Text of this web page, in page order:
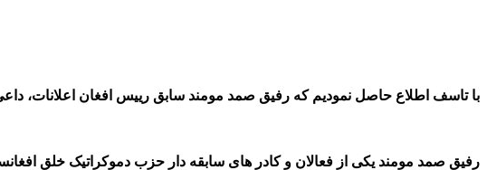
با تاسف اطلاع حاصل نمودیم که رفیق صمد مومند سابق رییس افغان اعلانات،
رفیق صمد مومند یکی از فعالان و کادر های سابقه دار حزب دموکراتیک خلق